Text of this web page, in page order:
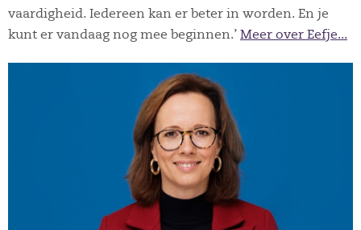
vaardigheid. Iedereen kan er beter in worden. En je
kunt er vandaag nog mee beginnen.’ Meer over Eefje...